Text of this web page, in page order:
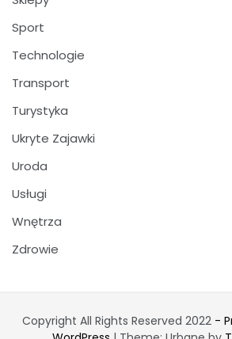
Sport
Technologie
Transport
Turystyka
Ukryte Zajawki
Uroda
Usługi
Wnętrza
Zdrowie
Copyright All Rights Reserved 2022 -